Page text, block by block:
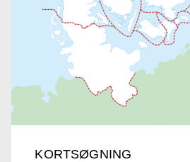
KORTSØGNING